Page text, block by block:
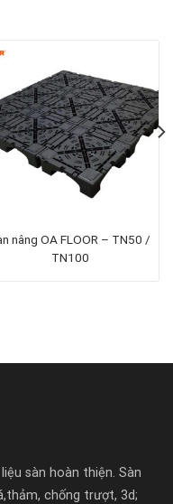
nâng OA FLOOR – TN50 /
TN100
sàn hoàn thiện. Sàn
chống trượt, 3d;